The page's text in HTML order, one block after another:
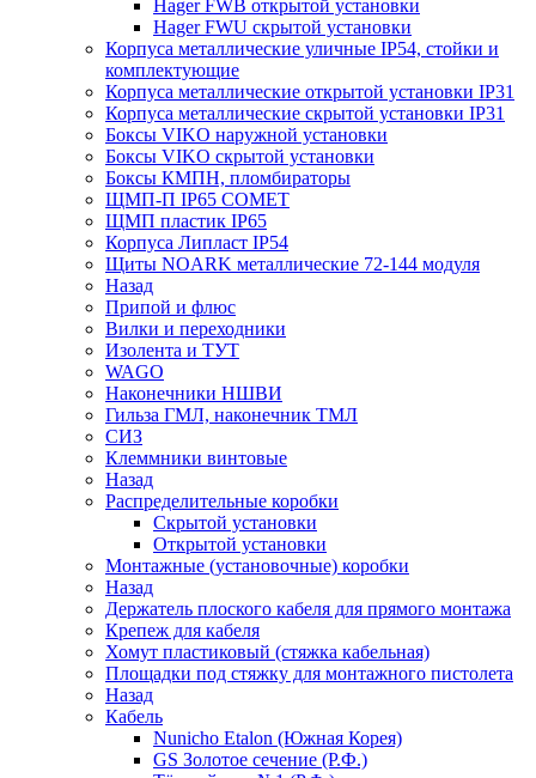
Hager FWB открытой установки
Hager FWU скрытой установки
Корпуса металлические уличные IP54, стойки и
комплектующие
Корпуса металлические открытой установки IP31
Корпуса металлические скрытой установки IP31
Боксы VIKO наружной установки
Боксы VIKO скрытой установки
Боксы КМПН, пломбираторы
ЩМП-П IP65 COMET
ЩМП пластик IP65
Корпуса Липласт IP54
Щиты NOARK металлические 72-144 модуля
Назад
Припой и флюс
Вилки и переходники
Изолента и ТУТ
WAGO
Наконечники НШВИ
Гильза ГМЛ, наконечник ТМЛ
СИЗ
Клеммники винтовые
Назад
Распределительные коробки
Скрытой установки
Открытой установки
Монтажные (установочные) коробки
Назад
Держатель плоского кабеля для прямого монтажа
Крепеж для кабеля
Хомут пластиковый (стяжка кабельная)
Площадки под стяжку для монтажного пистолета
Назад
Кабель
Nunicho Etalon (Южная Корея)
GS Золотое сечение (Р.Ф.)